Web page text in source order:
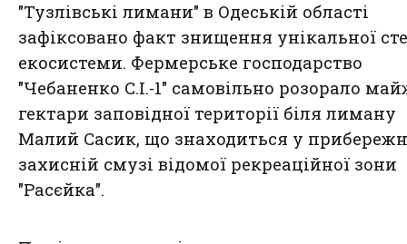
"Тузлівські лимани" в Одеській області
зафіксовано факт знищення унікальної
екосистеми. Фермерське господарство
"Чебаненко С.І.-1" самовільно розорало
гектари заповідної території біля лиману
Малий Сасик, що знаходиться у
захисній смузі відомої рекреаційної зони
"Расєйка".